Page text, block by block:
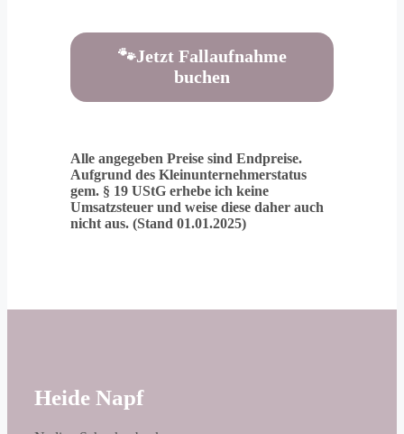
🐾Jetzt Fallaufnahme
buchen
Alle angegeben Preise sind Endpreise.
Aufgrund des Kleinunternehmerstatus
gem. § 19 UStG erhebe ich keine
Umsatzsteuer und weise diese daher auch
nicht aus. (Stand 01.01.2025)
Heide Napf